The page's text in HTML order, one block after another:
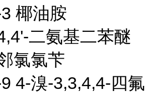
椰油胺
二氨基二苯醚
氯氯苄
4-溴-3,3,4,4-四氟